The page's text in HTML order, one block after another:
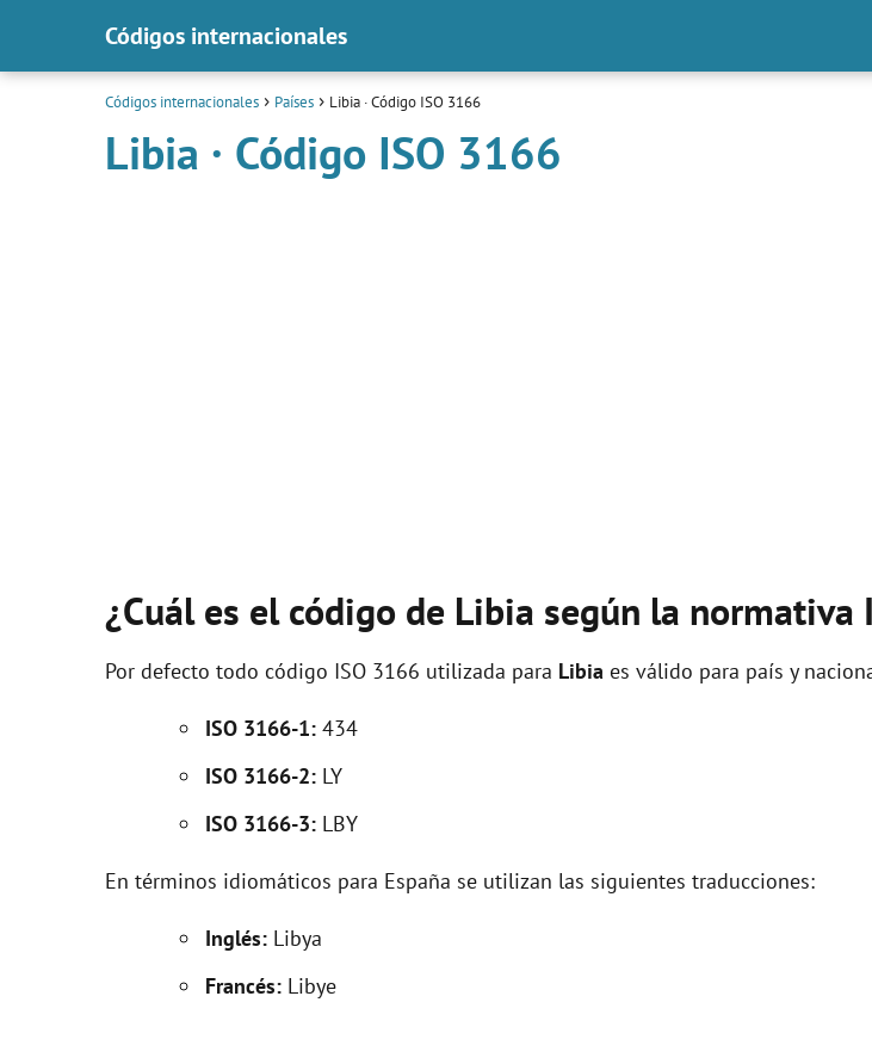
Códigos internacionales
Códigos internacionales Países Libia · Código ISO 3166
Libia · Código ISO 3166
¿Cuál es el código de Libia según la normativa
Por defecto todo código ISO 3166 utilizada para Libia es válido para país y
ISO 3166-1: 434
ISO 3166-2: LY
ISO 3166-3: LBY
En términos idiomáticos para España se utilizan las siguientes traducciones:
Inglés: Libya
Francés: Libye